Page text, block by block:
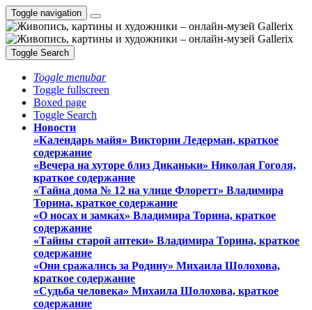
Toggle navigation
Toggle Search
Toggle menubar
Toggle fullscreen
Boxed page
Toggle Search
Новости
«Календарь майя» Виктории Ледерман, краткое
содержание
«Вечера на хуторе близ Диканьки» Николая Гоголя,
краткое содержание
«Тайна дома № 12 на улице Флоретт» Владимира
Торина, краткое содержание
«О носах и замка́х» Владимира Торина, краткое
содержание
«Тайны старой аптеки» Владимира Торина, краткое
содержание
«Они сражались за Родину» Михаила Шолохова,
краткое содержание
«Судьба человека» Михаила Шолохова, краткое
содержание